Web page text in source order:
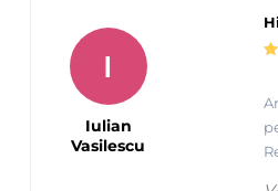
I
Iulian
Vasilescu